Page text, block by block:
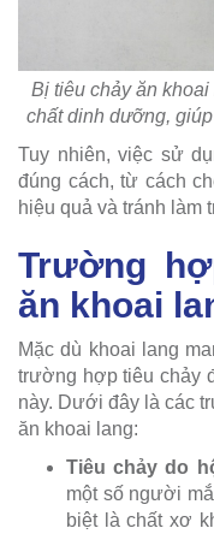
Bị tiêu chảy ăn
chất dinh dưỡng,
Tuy nhiên, việc sử
đúng cách, từ cách
hiệu quả và tránh làm
Trường
ăn khoai
Mặc dù khoai lang
trường hợp tiêu chảy
này. Dưới đây là các
ăn khoai lang:
Tiêu chảy do
một số người
biệt là chất xơ